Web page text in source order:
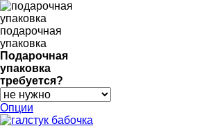
подарочная
упаковка
Подарочная
упаковка
требуется?
Опции